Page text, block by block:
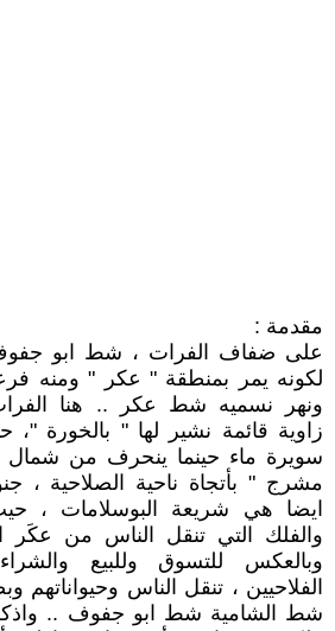
مقدمة :
على ضفاف الفرات ، شط ابو جفوف !
لكونه يمر بمنطقة " عكر " ومنه
ونهر نسميه شط عكر .. هنا
زاوية قائمة نشير لها " بالخورة
سويرة ماء حينما ينحرف من شمال
مشرج " بأتجاة ناحية الصلاحية ،
ايضا هي شريعة البوسلامات ،
والفلك التي تنقل الناس من عكَر
وبالعكس للتسوق وللبيع
الفلاحيين ، تنقل الناس
شط الشامية شط ابو جفوف ..